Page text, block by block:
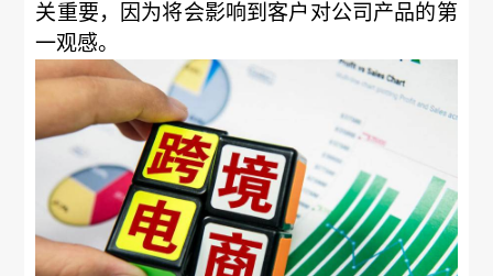
关重要，因为将会影响到客户对公司产品的第
一观感。